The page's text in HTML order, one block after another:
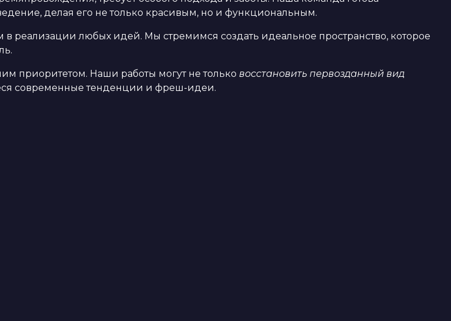
делая его не только красивым, но и функциональным.
в реализации любых идей. Мы стремимся создать идеальное пространство, которое
приоритетом. Наши работы могут не только восстановить первозданный вид
современные тенденции и фреш-идеи.